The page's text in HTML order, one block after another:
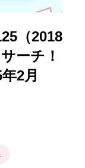
（2018
ーチ！
2月